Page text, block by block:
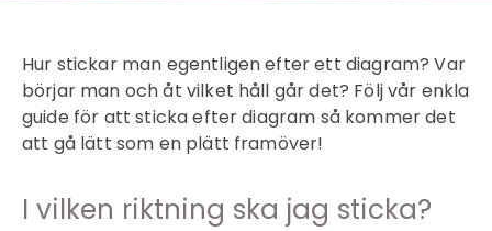
Hur stickar man egentligen efter ett diagram? Var
börjar man och åt vilket håll går det? Följ vår enkla
guide för att sticka efter diagram så kommer det
att gå lätt som en plätt framöver!
I vilken riktning ska jag sticka?